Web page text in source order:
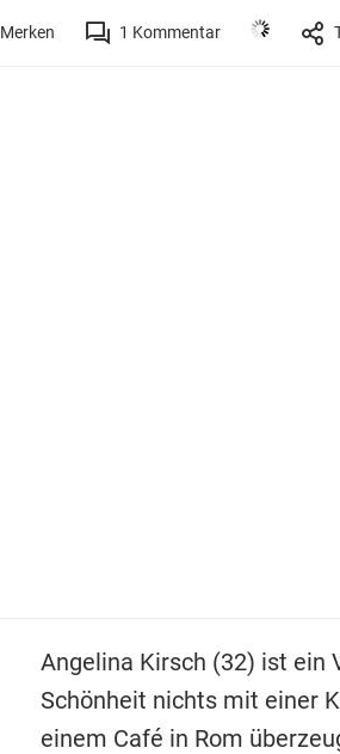
Merken 1 Kommentar
Angelina Kirsch (32) ist ein
Schönheit nichts mit einer
einem Café in Rom